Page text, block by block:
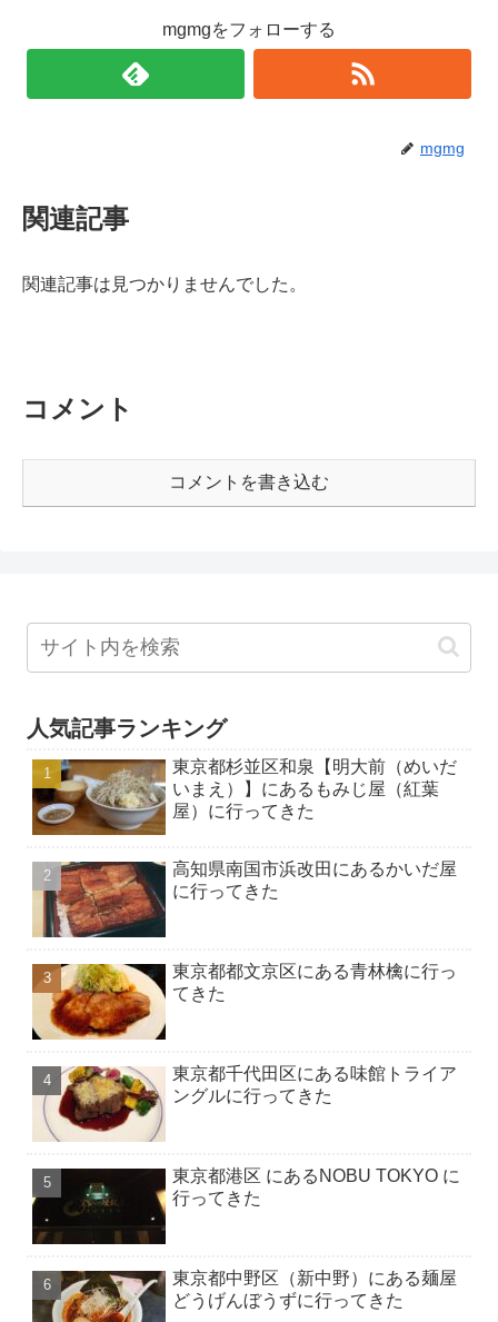
mgmgをフォローする
mgmg
関連記事
関連記事は見つかりませんでした。
コメント
コメントを書き込む
人気記事ランキング
東京都杉並区和泉【明大前（めいだ
いまえ）】にあるもみじ屋（紅葉
屋）に行ってきた
高知県南国市浜改田にあるかいだ屋
に行ってきた
東京都都文京区にある青林檎に行っ
てきた
東京都千代田区にある味館トライア
ングルに行ってきた
東京都港区 にあるNOBU TOKYO に
行ってきた
東京都中野区（新中野）にある麺屋
どうげんぼうずに行ってきた